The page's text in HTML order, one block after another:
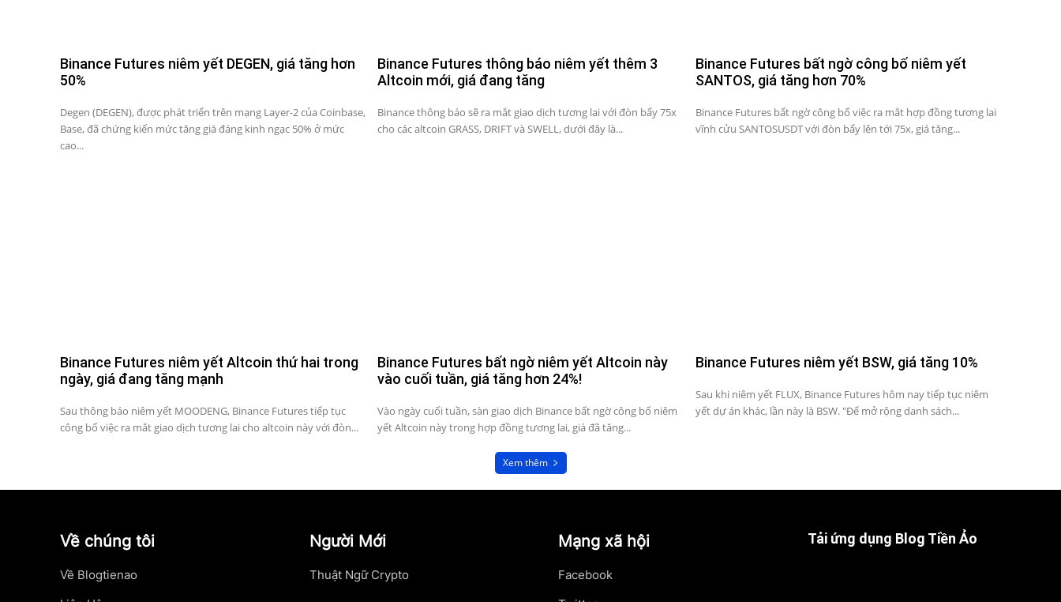
Binance Futures niêm yết DEGEN, giá tăng hơn
50%
Degen (DEGEN), được phát triển trên mạng Layer-2 của Coinbase,
Base, đã chứng kiến ​​mức tăng giá đáng kinh ngạc 50% ở mức
cao...
Binance Futures thông báo niêm yết thêm 3
Altcoin mới, giá đang tăng
Binance thông báo sẽ ra mắt giao dịch tương lai với đòn bẩy 75x
cho các altcoin GRASS, DRIFT và SWELL, dưới đây là...
Binance Futures bất ngờ công bố niêm yết
SANTOS, giá tăng hơn 70%
Binance Futures bất ngờ công bố việc ra mắt hợp đồng tương lai
vĩnh cửu SANTOSUSDT với đòn bẩy lên tới 75x, giá tăng...
Binance Futures niêm yết Altcoin thứ hai trong
ngày, giá đang tăng mạnh
Sau thông báo niêm yết MOODENG, Binance Futures tiếp tục
công bố việc ra mắt giao dịch tương lai cho altcoin này với đòn...
Binance Futures bất ngờ niêm yết Altcoin này
vào cuối tuần, giá tăng hơn 24%!
Vào ngày cuối tuần, sàn giao dịch Binance bất ngờ công bố niêm
yết Altcoin này trong hợp đồng tương lai, giá đã tăng...
Binance Futures niêm yết BSW, giá tăng 10%
Sau khi niêm yết FLUX, Binance Futures hôm nay tiếp tục niêm
yết dự án khác, lần này là BSW. "Để mở rộng danh sách...
Xem thêm
Về chúng tôi
Về Blogtienao
Người Mới
Thuật Ngữ Crypto
Mạng xã hội
Facebook
Tải ứng dụng Blog Tiền Ảo